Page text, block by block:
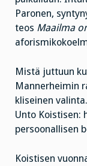
Paronen,
teos Maailma
Mistä juttuun
Mannerheimin
kliseinen
Unto Koistisen:
persoonallisen
Koistisen